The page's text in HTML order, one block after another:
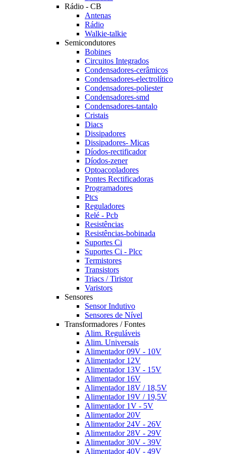
Rádio - CB
Antenas
Rádio
Walkie-talkie
Semicondutores
Bobines
Circuitos Integrados
Condensadores-cerâmicos
Condensadores-electrolítico
Condensadores-poliester
Condensadores-smd
Condensadores-tantalo
Cristais
Diacs
Dissipadores
Dissipadores- Micas
Díodos-rectificador
Díodos-zener
Optoacopladores
Pontes Rectificadoras
Programadores
Ptcs
Reguladores
Relé - Pcb
Resistências
Resistências-bobinada
Suportes Ci
Suportes Ci - Plcc
Termistores
Transistors
Triacs / Tiristor
Varistors
Sensores
Sensor Indutivo
Sensores de Nível
Transformadores / Fontes
Alim. Reguláveis
Alim. Universais
Alimentador 09V - 10V
Alimentador 12V
Alimentador 13V - 15V
Alimentador 16V
Alimentador 18V / 18,5V
Alimentador 19V / 19,5V
Alimentador 1V - 5V
Alimentador 20V
Alimentador 24V - 26V
Alimentador 28V - 29V
Alimentador 30V - 39V
Alimentador 40V - 49V